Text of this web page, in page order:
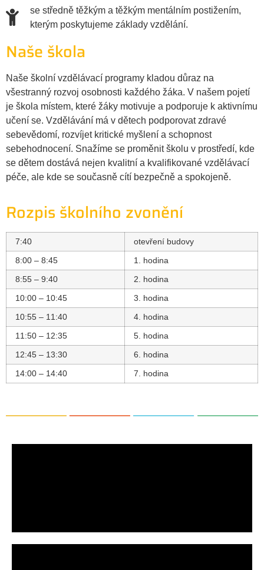
se středně těžkým a těžkým mentálním postižením,
kterým poskytujeme základy vzdělání.
Naše škola
Naše školní vzdělávací programy kladou důraz na
všestranný rozvoj osobnosti každého žáka. V našem pojetí
je škola místem, které žáky motivuje a podporuje k aktivnímu
učení se. Vzdělávání má v dětech podporovat zdravé
sebevědomí, rozvíjet kritické myšlení a schopnost
sebehodnocení. Snažíme se proměnit školu v prostředí, kde
se dětem dostává nejen kvalitní a kvalifikované vzdělávací
péče, ale kde se současně cítí bezpečně a spokojeně.
Rozpis školního zvonění
7:40
otevření budovy
8:00 – 8:45
1. hodina
8:55 – 9:40
2. hodina
10:00 – 10:45
3. hodina
10:55 – 11:40
4. hodina
11:50 – 12:35
5. hodina
12:45 – 13:30
6. hodina
14:00 – 14:40
7. hodina